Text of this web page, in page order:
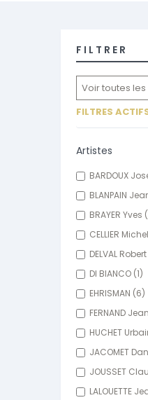
FILTRER
Voir toutes
FILTRES
Artistes
BARDOUX
BLANPAIN
BRAYER Yves
CELLIER Michel
DELVAL Robert
DI BIANCO(1)
EHRISMAN (6)
FERNAND Jean
HUCHET
JACOMET
JOUSSET
LALOUETTE